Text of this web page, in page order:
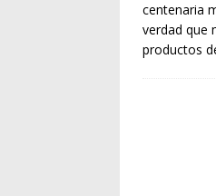
centenaria
verdad que
productos